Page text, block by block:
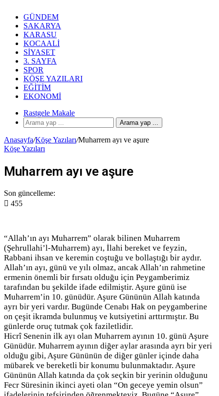
GÜNDEM
SAKARYA
KARASU
KOCAALI
SIYASET
3. SAYFA
SPOR
KÖŞE YAZILARI
EĞITIM
EKONOMI
Rastgele Makale
Arama yap ...
Anasayfa/Köşe Yazıları/Muharrem ayı ve aşure
Köşe Yazıları
Muharrem ayı ve aşure
Son güncelleme:
455
“Allah’ın ayı Muharrem” olarak bilinen Muharrem
(Şehrullahi’l-Muharrem) ayı, İlahi bereket ve feyzin,
Rabbani ihsan ve keremin coştuğu ve bollaştığı bir aydır.
Allah’ın ayı, günü ve yılı olmaz, ancak Allah’ın rahmetine
ermenin önemli bir fırsatı olduğu için Peygamberimiz
tarafından bu şekilde ifade edilmiştir. Aşure günü ise
Muharrem’in 10. günüdür. Aşure Gününün Allah katında
ayrı bir yeri vardır. Bugünde Cenabı Hak on peygamberine
on çeşit ikramda bulunmuş ve kutsiyetini arttırmıştır. Bu
günlerde oruç tutmak çok faziletlidir.
Hicrî Senenin ilk ayı olan Muharrem ayının 10. günü Aşure
Günüdür. Muharrem ayının diğer aylar arasında ayrı bir yeri
olduğu gibi, Aşure Gününün de diğer günler içinde daha
mübarek ve bereketli bir konumu bulunmaktadır. Aşure
Gününün Allah katında da çok seçkin bir yerinin olduğunu
Fecr Süresinin ikinci ayeti olan “On geceye yemin olsun”